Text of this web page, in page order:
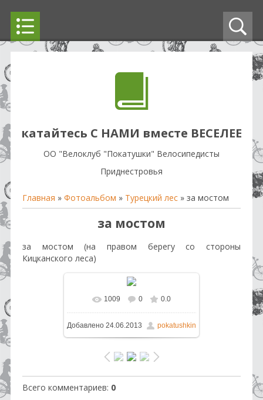
катайтесь С НАМИ вместе ВЕСЕЛЕЕ
OO "Велоклуб "Покатушки" Велосипедисты
Приднестровья
Главная » Фотоальбом » Турецкий лес » за мостом
за мостом
за мостом (на правом берегу со стороны
Кицканского леса)
В реальном размере 1600x1200
/ 419.8Kb
1009 0 0.0
Добавлено 24.06.2013 pokatushkin
Всего комментариев: 0